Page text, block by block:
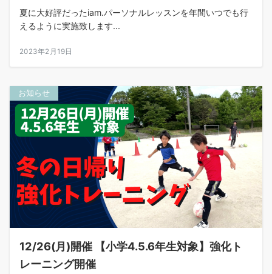
夏に大好評だったiam.パーソナルレッスンを年間いつでも行
えるように実施致します...
2023年2月19日
お知らせ
12/26(月)開催 【小学4.5.6年生対象】強化ト
レーニング開催